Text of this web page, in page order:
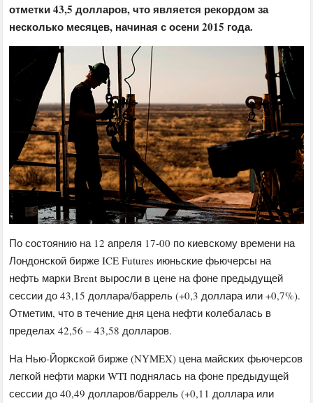
отметки 43,5 долларов, что является рекордом за
несколько месяцев, начиная с осени 2015 года.
По состоянию на 12 апреля 17-00 по киевскому времени на
Лондонской бирже ICE Futures июньские фьючерсы на
нефть марки Brent выросли в цене на фоне предыдущей
сессии до 43,15 доллара/баррель (+0,3 доллара или +0,7%).
Отметим, что в течение дня цена нефти колебалась в
пределах 42,56 – 43,58 долларов.
На Нью-Йоркской бирже (NYMEX) цена майских фьючерсов
легкой нефти марки WTI поднялась на фоне предыдущей
сессии до 40,49 долларов/баррель (+0,11 доллара или